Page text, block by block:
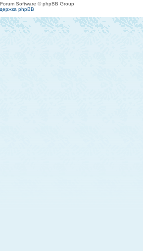
Software © phpBB Group
phpBB